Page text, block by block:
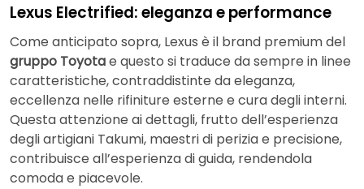
Lexus Electrified: eleganza e performance
Come anticipato sopra, Lexus è il brand premium del
gruppo Toyotae questo si traduce da sempre in linee
caratteristiche, contraddistinte da eleganza,
eccellenza nelle rifiniture esterne e cura degli interni.
Questa attenzione ai dettagli, frutto dell’esperienza
degli artigiani Takumi, maestri di perizia e precisione,
contribuisce all’esperienza di guida, rendendola
comoda e piacevole.